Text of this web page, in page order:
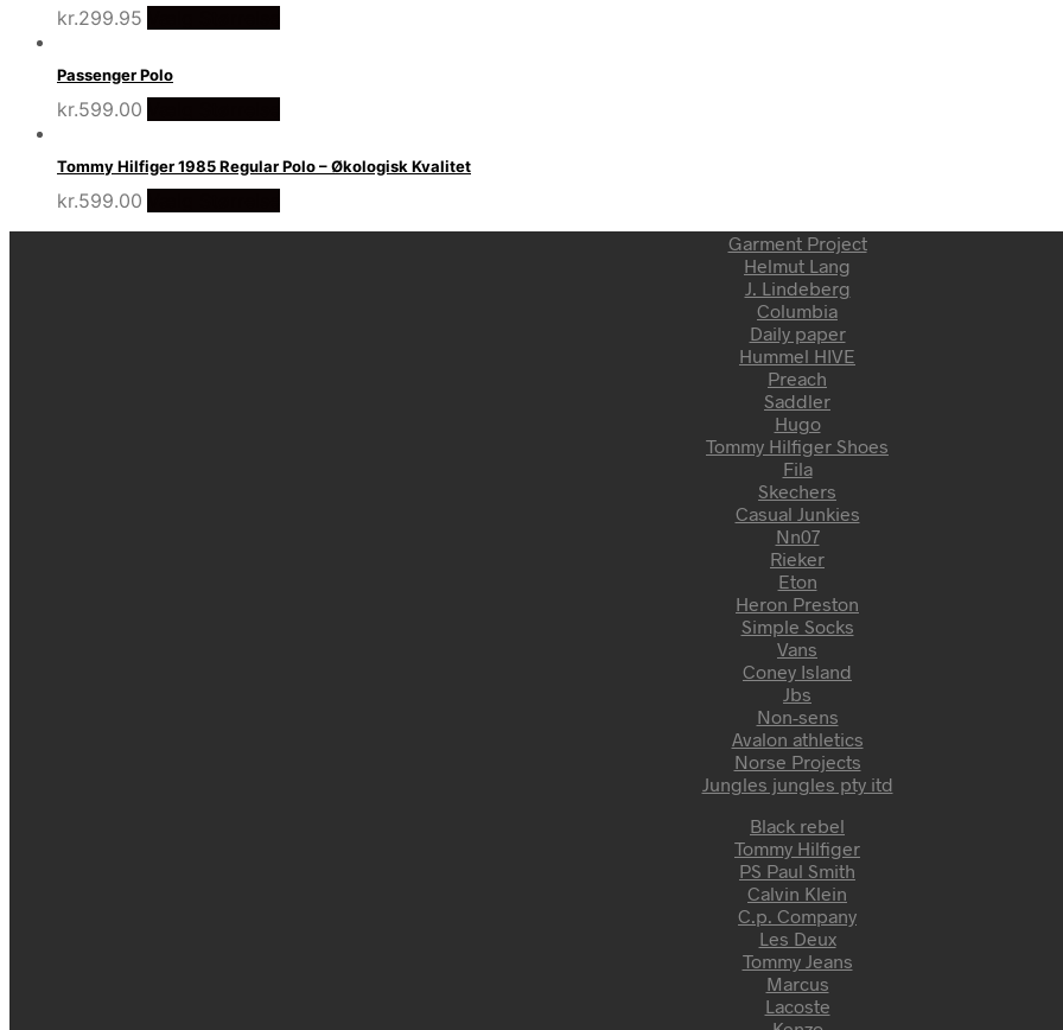
kr.299.95
Passenger Polo
kr.599.00
Tommy Hilfiger 1985 Regular Polo – Økologisk Kvalitet
kr.599.00
Garment Project
Helmut Lang
J. Lindeberg
Columbia
Daily paper
Hummel HIVE
Preach
Saddler
Hugo
Tommy Hilfiger Shoes
Fila
Skechers
Casual Junkies
Nn07
Rieker
Eton
Heron Preston
Simple Socks
Vans
Coney Island
Jbs
Non-sens
Avalon athletics
Norse Projects
Jungles jungles pty itd
Black rebel
Tommy Hilfiger
PS Paul Smith
Calvin Klein
C.p. Company
Les Deux
Tommy Jeans
Marcus
Lacoste